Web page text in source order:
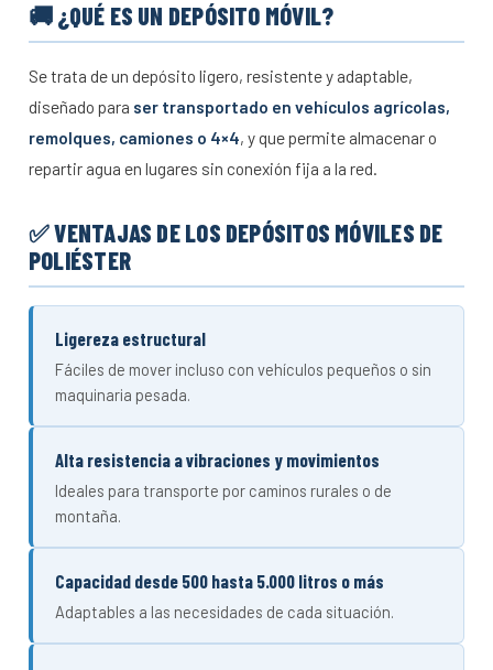
🚚 ¿QUÉ ES UN DEPÓSITO MÓVIL?
Se trata de un depósito ligero, resistente y adaptable,
diseñado para ser transportado en vehículos agrícolas,
remolques, camiones o 4×4, y que permite almacenar o
repartir agua en lugares sin conexión fija a la red.
✅ VENTAJAS DE LOS DEPÓSITOS MÓVILES DE
POLIÉSTER
Ligereza estructural
Fáciles de mover incluso con vehículos pequeños o sin
maquinaria pesada.
Alta resistencia a vibraciones y movimientos
Ideales para transporte por caminos rurales o de
montaña.
Capacidad desde 500 hasta 5.000 litros o más
Adaptables a las necesidades de cada situación.